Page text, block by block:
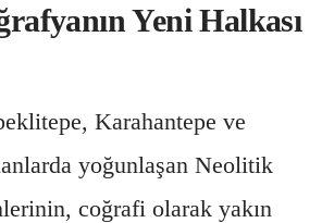
Yeni Halkası
Karahantepe ve
yoğunlaşan Neolitik
coğrafi olarak yakın